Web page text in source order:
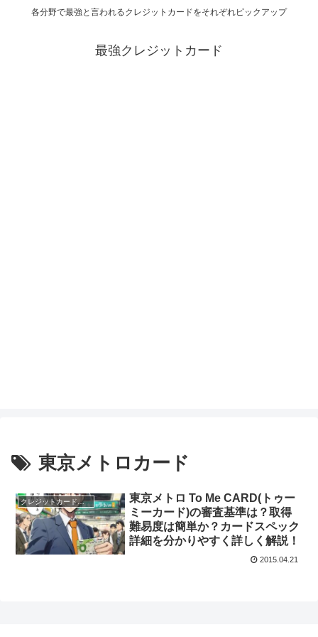
各分野で最強と言われるクレジットカードをそれぞれピックアップ
最強クレジットカード
東京メトロカード
クレジットカードのスペック
東京メトロ To Me CARD(トゥー
ミーカード)の審査基準は？取得
難易度は簡単か？カードスペック
詳細を分かりやすく詳しく解説！
2015.04.21